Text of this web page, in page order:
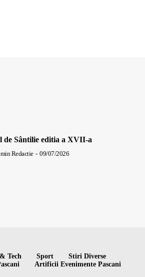
de Sântilie editia a XVII-a
Redactie - 09/07/2026
Tech Sport
Stiri Diverse
Artificii Evenimente Pascani